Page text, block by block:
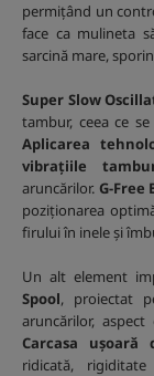
permițând un
face ca mulineta
sarcină mare,
Super Slow
tambur, ceea ce
Aplicarea
vibrațiile
aruncărilor. G-Free
poziționarea
firului în inele și
Un alt element
Spool, proiectat
aruncărilor,
Carcasa
ridicată,